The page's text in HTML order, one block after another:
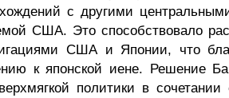
с другими
США. Это способствовало
США и Японии, что
к японской иене. Решение
политики в